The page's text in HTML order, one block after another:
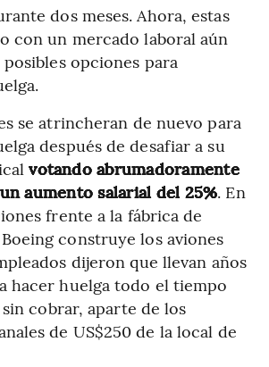
dos meses. Ahora, estas
con un mercado laboral aún
opciones para
se atrincheran de nuevo para
después de desafiar a su
votando abrumadoramente
aumento salarial del 25%. En
frente a la fábrica de
construye los aviones
dijeron que llevan años
hacer huelga todo el tiempo
cobrar, aparte de los
de US$250 de la local de